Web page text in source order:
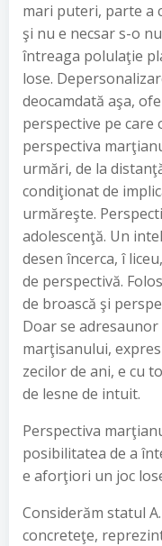
mari puteri, parte a
şi nu e necsar s-o
întreaga polulaţie
lose.
deocamdată aşa,
perspective pe care
perspectiva
urmări, de la
condiţionat de
urmăreşte.
adolescenţă. Un
desen încerca, î
de perspectivă.
de broască şi
Doar se
marţisanului,
zecilor de ani, e cu
de lesne de intuit.
Perspectiva
posibilitatea de a
e aforţiori un joc
Considerăm statul
concreteţe,